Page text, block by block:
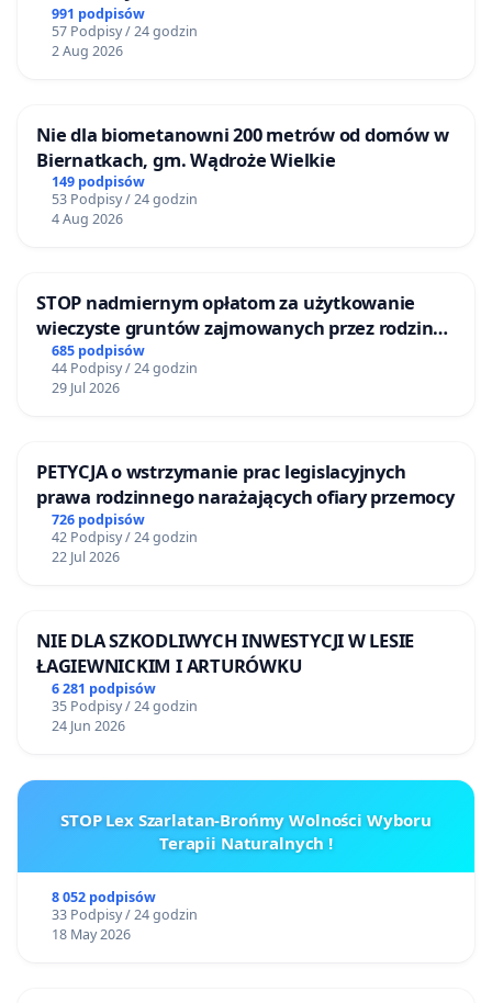
BEZDOMNYCH ZWIERZĄT W SKARYSZEWIE
991 podpisów
57 Podpisy / 24 godzin
2 Aug 2026
Nie dla biometanowni 200 metrów od domów w
Biernatkach, gm. Wądroże Wielkie
149 podpisów
53 Podpisy / 24 godzin
4 Aug 2026
STOP nadmiernym opłatom za użytkowanie
wieczyste gruntów zajmowanych przez rodzinne
ogrody działkowe.
685 podpisów
44 Podpisy / 24 godzin
29 Jul 2026
PETYCJA o wstrzymanie prac legislacyjnych
prawa rodzinnego narażających ofiary przemocy
726 podpisów
42 Podpisy / 24 godzin
22 Jul 2026
NIE DLA SZKODLIWYCH INWESTYCJI W LESIE
ŁAGIEWNICKIM I ARTURÓWKU
6 281 podpisów
35 Podpisy / 24 godzin
24 Jun 2026
STOP Lex Szarlatan-Brońmy Wolności Wyboru
Terapii Naturalnych !
8 052 podpisów
33 Podpisy / 24 godzin
18 May 2026